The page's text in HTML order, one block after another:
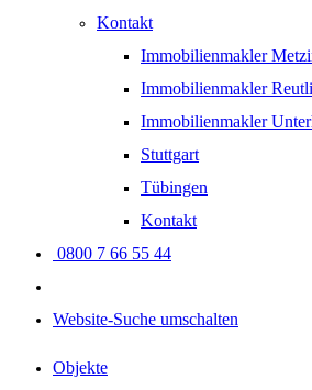
Kontakt
Immobilienmakler
Immobilienmakler
Immobilienmakler
Stuttgart
Tübingen
Kontakt
0800 7 66 55 44
Website-Suche umschalten
Objekte